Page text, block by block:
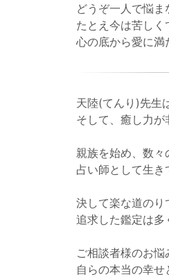
どうぞ一人で悩ま
たとえ今は苦しく
心の底から愛に満
天陸(てんり)先生
そして、癒し力が
親族を始め、数々
占い師として生き
決して楽な道の
追求した鑑定は多
ご相談者様のお悩
自らの本当の幸せ